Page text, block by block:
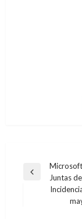
Entrada Juntas
NOTICIA